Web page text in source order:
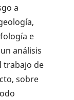
a
e
análisis
trabajo de
sobre